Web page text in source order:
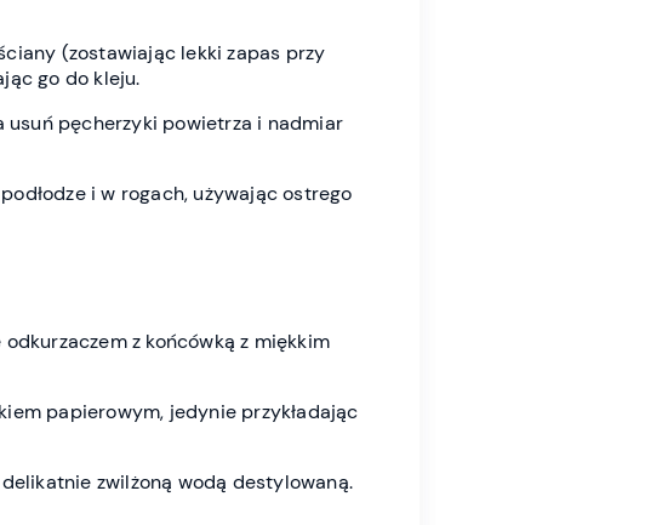
(zostawiając lekki zapas przy
go do kleju.
usuń pęcherzyki powietrza i nadmiar
i w rogach, używając ostrego
z końcówką z miękkim
papierowym, jedynie przykładając
zwilżoną wodą destylowaną.